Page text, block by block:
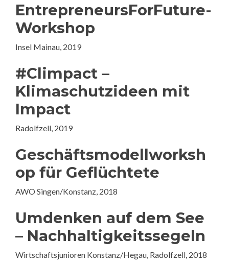
EntrepreneursForFuture-
Workshop
Insel Mainau, 2019
#Climpact –
Klimaschutzideen mit
Impact
Radolfzell, 2019
Geschäftsmodellworksh
op für Geflüchtete
AWO Singen/Konstanz, 2018
Umdenken auf dem See
– Nachhaltigkeitssegeln
Wirtschaftsjunioren Konstanz/Hegau, Radolfzell, 2018